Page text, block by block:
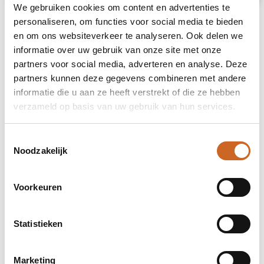
We gebruiken cookies om content en advertenties te
personaliseren, om functies voor social media te bieden
en om ons websiteverkeer te analyseren. Ook delen we
informatie over uw gebruik van onze site met onze
partners voor social media, adverteren en analyse. Deze
partners kunnen deze gegevens combineren met andere
informatie die u aan ze heeft verstrekt of die ze hebben
verzameld op basis van uw gebruik van hun services.
Noodzakelijk
Voorkeuren
Statistieken
Marketing
Levertijden in overleg
Bij ons staat klanttevredenheid centraal. Daarom
hanteren we geen vaste levertijden, maar